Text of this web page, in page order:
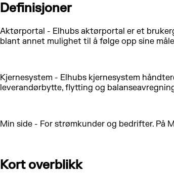
Definisjoner
Aktørportal - Elhubs aktørportal er et
blant annet mulighet til å følge opp sine
Kjernesystem - Elhubs kjernesystem
leverandørbytte, flytting og
Min side - For strømkunder og bedrifter. På
Kort overblikk